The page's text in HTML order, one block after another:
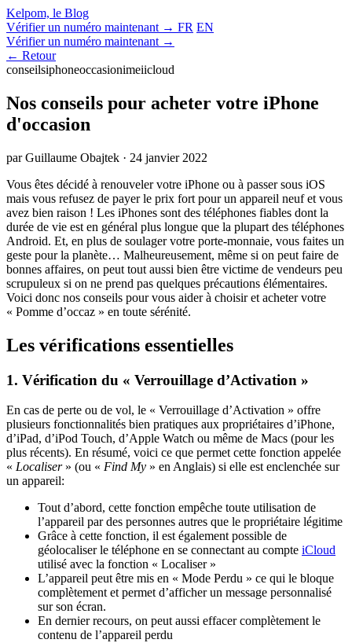
Kelpom, le Blog
Vérifier un numéro maintenant → FR EN
Vérifier un numéro maintenant →
← Retour
conseilsiphoneoccasionimeiicloud
Nos conseils pour acheter votre iPhone
d'occasion
par Guillaume Obajtek · 24 janvier 2022
Vous êtes décidé à renouveler votre iPhone ou à passer sous iOS
mais vous refusez de payer le prix fort pour un appareil neuf et vous
avez bien raison ! Les iPhones sont des téléphones fiables dont la
durée de vie est en général plus longue que la plupart des téléphones
Android. Et, en plus de soulager votre porte-monnaie, vous faites un
geste pour la planète… Malheureusement, même si on peut faire de
bonnes affaires, on peut tout aussi bien être victime de vendeurs peu
scrupuleux si on ne prend pas quelques précautions élémentaires.
Voici donc nos conseils pour vous aider à choisir et acheter votre
« Pomme d’occaz » en toute sérénité.
Les vérifications essentielles
1. Vérification du « Verrouillage d’Activation »
En cas de perte ou de vol, le « Verrouillage d’Activation » offre
plusieurs fonctionnalités bien pratiques aux propriétaires d’iPhone,
d’iPad, d’iPod Touch, d’Apple Watch ou même de Macs (pour les
plus récents). En résumé, voici ce que permet cette fonction appelée
« Localiser» (ou « Find My » en Anglais) si elle est enclenchée sur
un appareil:
Tout d’abord, cette fonction empêche toute utilisation de
l’appareil par des personnes autres que le propriétaire légitime
Grâce à cette fonction, il est également possible de
géolocaliser le téléphone en se connectant au compte iCloud
utilisé avec la fonction « Localiser »
L’appareil peut être mis en « Mode Perdu » ce qui le bloque
complètement et permet d’afficher un message personnalisé
sur son écran.
En dernier recours, on peut aussi effacer complètement le
contenu de l’appareil perdu